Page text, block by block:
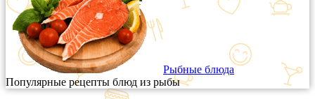
Рыбные блюда
Популярные рецепты блюд из рыбы